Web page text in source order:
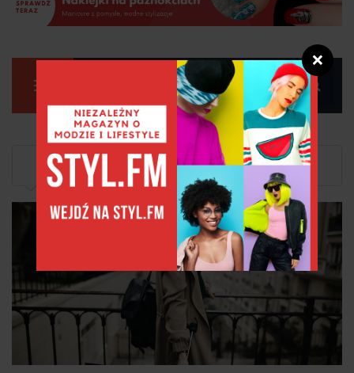
Strona główna
Zdrowie i uroda
7 trików na stylowe i szybkie ubieranie się...
❌